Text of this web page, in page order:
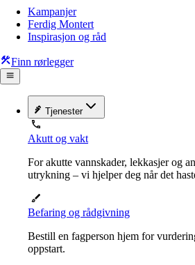
Kampanjer
Ferdig Montert
Inspirasjon og råd
Finn rørlegger
Tjenester
Akutt og vakt
For akutte vannskader, lekkasjer og
utrykning – vi hjelper deg når det
Befaring og rådgivning
Bestill en fagperson hjem for
oppstart.